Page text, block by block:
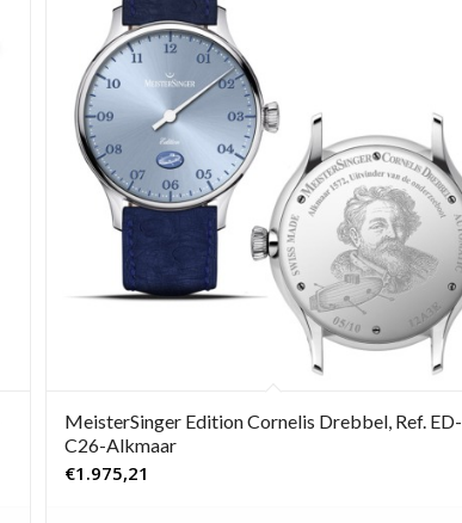
MeisterSinger Edition Cornelis Drebbel, Ref. ED-
C26-Alkmaar
€1.975,21